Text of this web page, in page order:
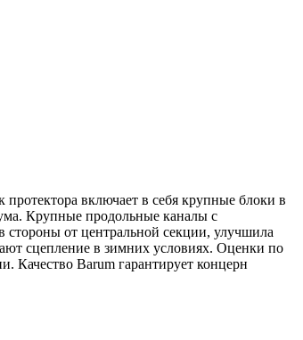
включает в себя крупные блоки в
Крупные продольные каналы с
от центральной секции, улучшила
сцепление в зимних условиях. Оценки по
Качество Barum гарантирует концерн